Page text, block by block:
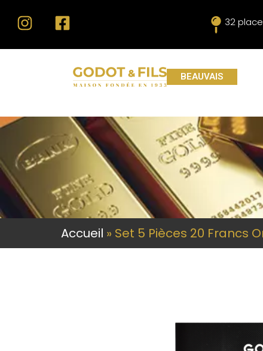
32
BEAUVAIS
Accueil » Set 5 Pièces 20 Francs